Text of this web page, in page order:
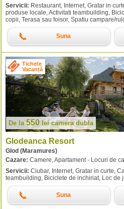
Servicii: Restaurant, Internet, Gratar in
produse locale, Activitati teambuilding,
copii, Terasa sau foisor, Spatiu campare/
Suna
Tichete
Vacanță
De la550 leicamera dubla
Glodeanca Resort
Glod (Maramures)
Cazare: Camere, Apartament - Locuri de
Servicii: Ciubar, Internet, Gratar in curte,
teambuilding, Biciclete de inchiriat, Loc de
Suna